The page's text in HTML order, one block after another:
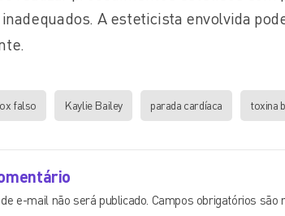
A esteticista envolvida
falso Kaylie Bailey parada cardíaca toxina
e-mail não será publicado. Campos obrigatórios são